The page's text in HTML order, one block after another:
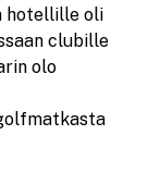
hotellille oli
clubille
olo